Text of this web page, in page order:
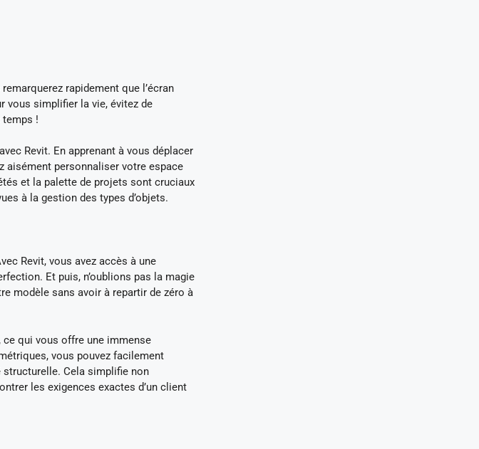
rapidement que l’écran
vous simplifier la vie, évitez de
temps !
Revit. En apprenant à vous déplacer
aisément personnaliser votre espace
et la palette de projets sont cruciaux
à la gestion des types d’objets.
Revit, vous avez accès à une
Et puis, n’oublions pas la magie
modèle sans avoir à repartir de zéro à
qui vous offre une immense
vous pouvez facilement
structurelle. Cela simplifie non
les exigences exactes d’un client